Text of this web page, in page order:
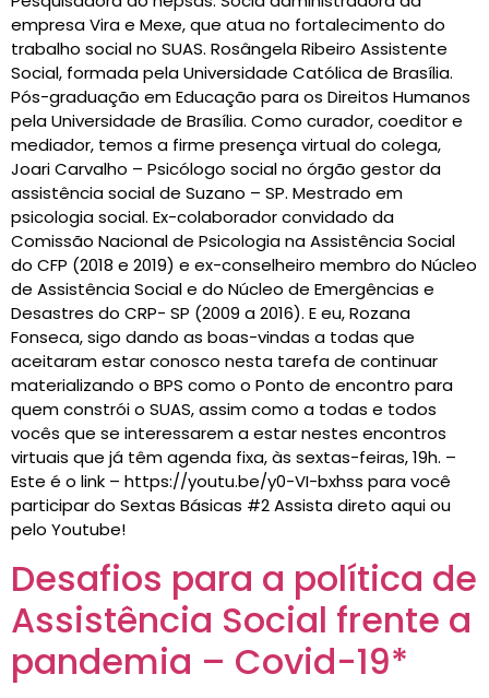
empresa Vira e Mexe, que atua no fortalecimento do
trabalho social no SUAS. Rosângela Ribeiro Assistente
Social, formada pela Universidade Católica de Brasília.
Pós-graduação em Educação para os Direitos Humanos
pela Universidade de Brasília. Como curador, coeditor e
mediador, temos a firme presença virtual do colega,
Joari Carvalho – Psicólogo social no órgão gestor da
assistência social de Suzano – SP. Mestrado em
psicologia social. Ex-colaborador convidado da
Comissão Nacional de Psicologia na Assistência Social
do CFP (2018 e 2019) e ex-conselheiro membro do Núcleo
de Assistência Social e do Núcleo de Emergências e
Desastres do CRP- SP (2009 a 2016). E eu, Rozana
Fonseca, sigo dando as boas-vindas a todas que
aceitaram estar conosco nesta tarefa de continuar
materializando o BPS como o Ponto de encontro para
quem constrói o SUAS, assim como a todas e todos
vocês que se interessarem a estar nestes encontros
virtuais que já têm agenda fixa, às sextas-feiras, 19h. –
Este é o link – https://youtu.be/y0-VI-bxhss para você
participar do Sextas Básicas #2 Assista direto aqui ou
pelo Youtube!
Desafios para a política de
Assistência Social frente a
pandemia – Covid-19*